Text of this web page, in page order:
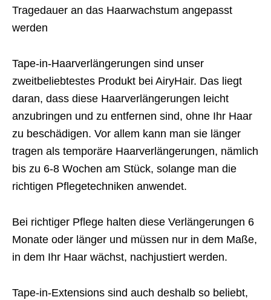
Tragedauer an das Haarwachstum angepasst
werden
Tape-in-Haarverlängerungen sind unser
zweitbeliebtestes Produkt bei AiryHair. Das liegt
daran, dass diese Haarverlängerungen leicht
anzubringen und zu entfernen sind, ohne Ihr Haar
zu beschädigen. Vor allem kann man sie länger
tragen als temporäre Haarverlängerungen, nämlich
bis zu 6-8 Wochen am Stück, solange man die
richtigen Pflegetechniken anwendet.
Bei richtiger Pflege halten diese Verlängerungen 6
Monate oder länger und müssen nur in dem Maße,
in dem Ihr Haar wächst, nachjustiert werden.
Tape-in-Extensions sind auch deshalb so beliebt,